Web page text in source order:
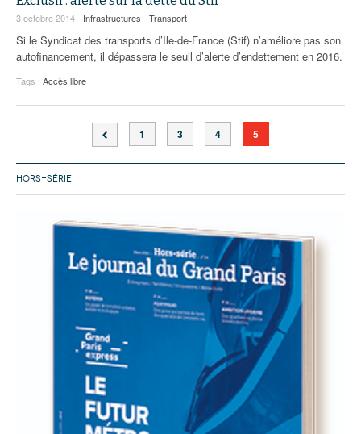
94
3 octobre 2014 - Infrastructures - Transport
Si le Syndicat des transports d’Ile-de-France (Stif) n’améliore pas son
autofinancement, il dépassera le seuil d’alerte d’endettement en 2016.
Tags : Accès libre
1 3 4 5
HORS-SÉRIE